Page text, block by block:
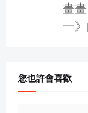
畫
一
您也許會喜歡